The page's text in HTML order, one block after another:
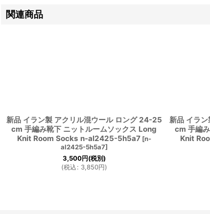
関連商品
新品 イラン製 アクリル混ウール ロング 24-25
cm 手編み靴下 ニットルームソックス Long
Knit Room Socks n-al2425-5h5a7 [n-
al2425-5h5a7]
3,500円(税別)
(税込: 3,850円)
新品 イラ
cm 手編
Knit